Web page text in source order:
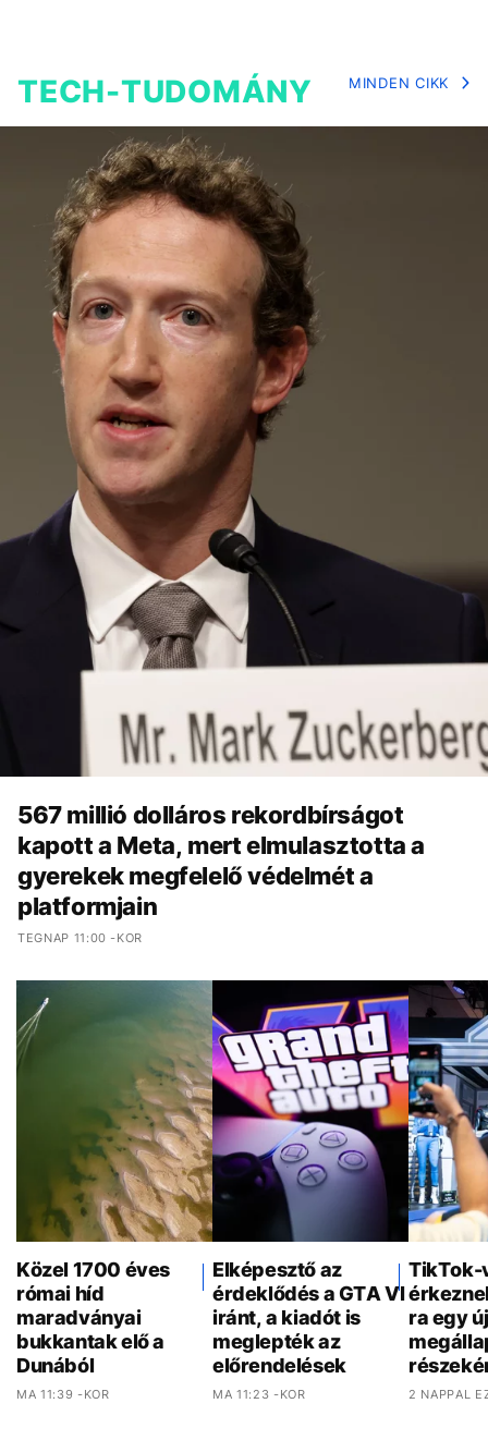
TECH-TUDOMÁNY MINDEN CIKK
567 millió dolláros rekordbírságot
kapott a Meta, mert elmulasztotta a
gyerekek megfelelő védelmét a
platformjain
TEGNAP 11:00 -KOR
Közel 1700 éves
római híd
maradványai
bukkantak elő a
Dunából
MA 11:39 -KOR
Elképesztő az
érdeklődés a GTA VI
iránt, a kiadót is
meglepték az
előrendelések
MA 11:23 -KOR
TikTok-
ra egy új
2 NAPPAL